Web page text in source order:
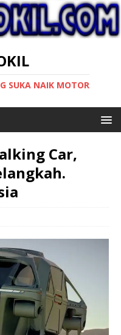
SUKA NAIK MOTOR
Car,